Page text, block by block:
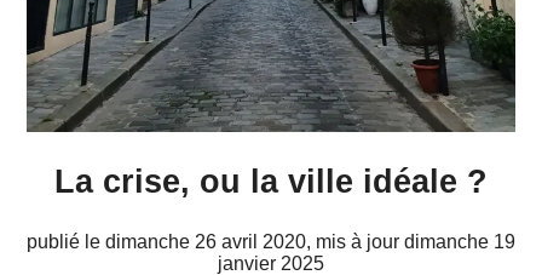
La crise, ou la ville idéale ?
publié le dimanche 26 avril 2020, mis à jour dimanche 19
janvier 2025